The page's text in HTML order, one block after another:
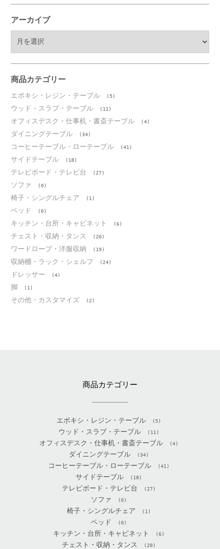
アーカイブ
ブ
商品カテゴリー
エポキシ・レジン・テーブル (5)
ウッド・スラブ・テーブル (11)
オフィスデスク・仕事机・書斎テーブル (4)
ダイニングテーブル (34)
コーヒーテーブル・ローテーブル (41)
サイドテーブル (18)
テレビボード・テレビ台 (27)
ソファ (0)
椅子・シングルチェア (1)
ベッド (0)
キッチン・台所・キャビネット (6)
チェスト・収納・タンス (20)
ワードローブ・洋服収納 (19)
収納棚・ラック・シェルフ (24)
ドレッサー (4)
脚 (1)
その他・カスタマイズ (2)
商品カテゴリー
エポキシ・レジン・テーブル (5)
ウッド・スラブ・テーブル (11)
オフィスデスク・仕事机・書斎テーブル (4)
ダイニングテーブル (34)
コーヒーテーブル・ローテーブル (41)
サイドテーブル (18)
テレビボード・テレビ台 (27)
ソファ (0)
椅子・シングルチェア (1)
ベッド (0)
キッチン・台所・キャビネット (6)
チェスト・収納・タンス (20)